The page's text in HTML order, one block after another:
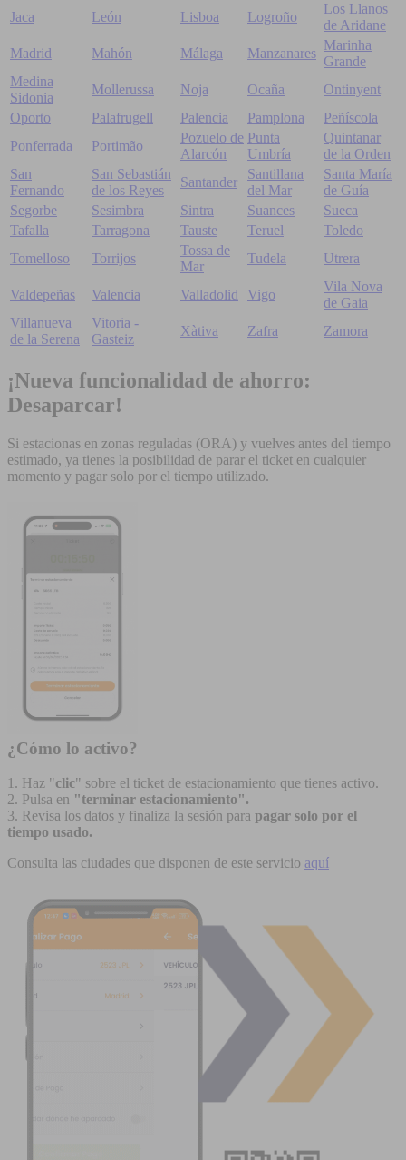
Jaca
León Lisboa Logroño
Los Llanos
de Aridane
Madrid
Mahón Málaga Manzanares
Marinha
Grande
Medina
Sidonia
Mollerussa Noja Ocaña
Ontinyent
Oporto
Palafrugell Palencia Pamplona
Peñíscola
Ponferrada
Portimão
Pozuelo de
Alarcón
Punta
Umbría
Quintanar
de la Orden
San
Fernando
San Sebastián
de los Reyes
Santander
Santillana
del Mar
Santa María
de Guía
Segorbe
Sesimbra Sintra Suances
Sueca
Tafalla
Tarragona Tauste Teruel
Toledo
Tomelloso
Torrijos
Tossa de
Mar
Tudela Utrera
Valdepeñas Valencia Valladolid Vigo
Vila Nova
de Gaia
Villanueva
de la Serena
Vitoria -
Gasteiz
Xàtiva Zafra Zamora
¡Nueva funcionalidad de ahorro:
Desaparcar!
Si estacionas en zonas reguladas (ORA) y vuelves antes del tiempo
estimado, ya tienes la posibilidad de parar el ticket en cualquier
momento y pagar solo por el tiempo utilizado.
¿Cómo lo activo?
1. Haz "clic" sobre el ticket de estacionamiento que tienes activo.
2. Pulsa en "terminar estacionamiento".
3. Revisa los datos y finaliza la sesión para pagar solo por el
tiempo usado.
Consulta las ciudades que disponen de este servicio aquí